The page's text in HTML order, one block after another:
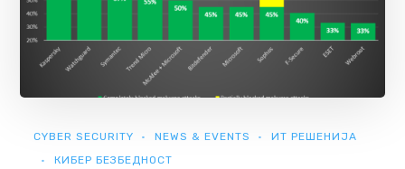
CYBER SECURITY NEWS & EVENTS
ИТ РЕШЕНИЈА
КИБЕР БЕЗБЕДНОСТ